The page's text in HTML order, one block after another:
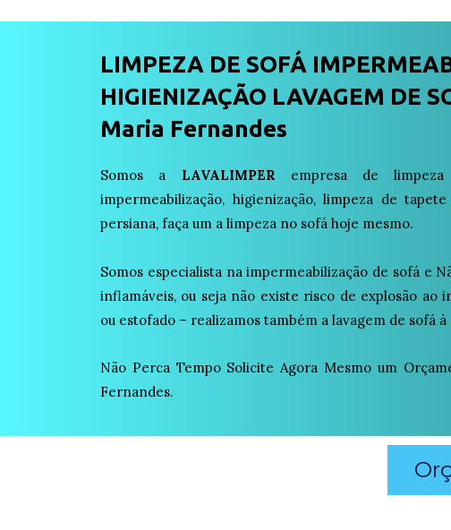
LIMPEZA DE SOFÁ
HIGIENIZAÇÃO LAVAGEM DE
Maria Fernandes
Somos a LAVALIMPER empresa de
impermeabilização, higienização, limpeza de
persiana, faça um a limpeza no sofá hoje mesmo.
Somos especialista na impermeabilização de sofá e
inflamáveis, ou seja não existe risco de explosão ao
ou estofado – realizamos também a lavagem de sofá à
Não Perca Tempo Solicite Agora Mesmo um
Fernandes.